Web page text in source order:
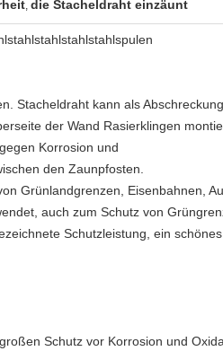
, die Stacheldraht einzäunt
Stacheldraht kann als
der Wand Rasierklingen
Korrosion und
den Zaunpfosten.
Grünlandgrenzen, Eisenbahnen,
auch zum Schutz von
Schutzleistung, ein schönes
Schutz vor Korrosion und